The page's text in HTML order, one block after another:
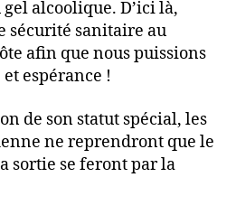
alcoolique. D’ici là,
sécurité sanitaire au
afin que nous puissions
espérance !
de son statut spécial, les
ne reprendront que le
sortie se feront par la